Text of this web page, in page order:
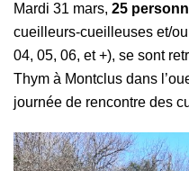
Mardi 31 mars, 25
cueilleurs-cueilleuses et/
04, 05, 06, et +), se sont
Thym à Montclus dans
journée de rencontre des